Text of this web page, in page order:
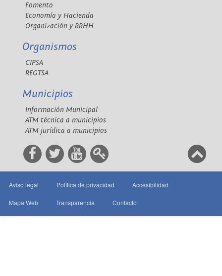
Fomento
Economía y Hacienda
Organización y RRHH
Organismos
CIPSA
REGTSA
Municipios
Información Municipal
ATM técnica a municipios
ATM jurídica a municipios
Aviso legal Política de privacidad Accesibilidad
Mapa Web Transparencia Contacto